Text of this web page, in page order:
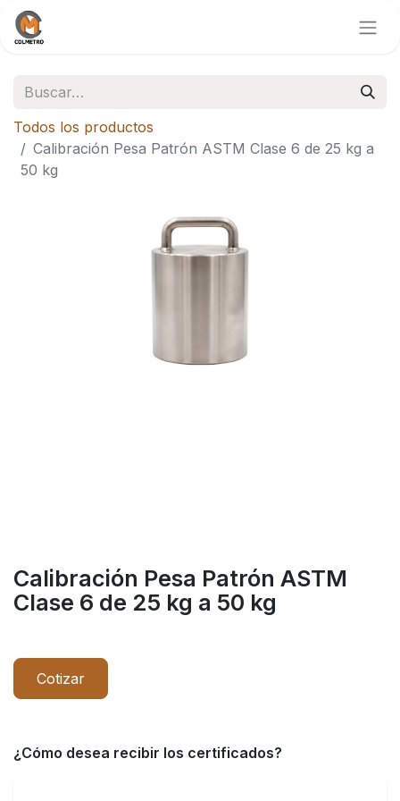
Todos los productos
Calibración Pesa Patrón ASTM Clase 6 de 25 kg a
50 kg
Calibración Pesa Patrón ASTM
Clase 6 de 25 kg a 50 kg
Cotizar
¿Cómo desea recibir los certificados?